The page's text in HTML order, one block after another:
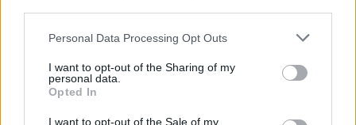
Please note that this website/app uses one or more Google
not limited to your visit or usage behaviour. You may click to
grant or deny consent to Google and its third-party tags to
use your data for below specified purposes in below Google
consent section.
Personal Data Processing Opt Outs
I want to opt-out of the Sharing of my
personal data.
Opted In
I want to opt-out of the Sale of my